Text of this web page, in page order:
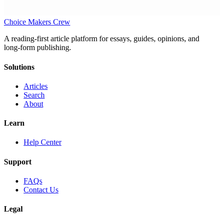
Choice Makers Crew
A reading-first article platform for essays, guides, opinions, and
long-form publishing.
Solutions
Articles
Search
About
Learn
Help Center
Support
FAQs
Contact Us
Legal